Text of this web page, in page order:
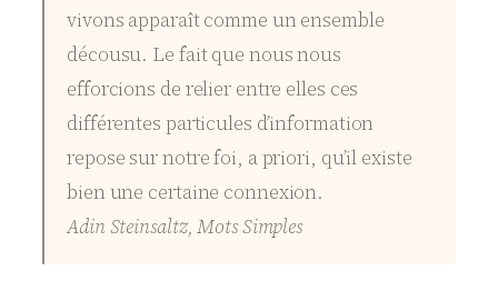
vivons apparaît comme un ensemble
décousu. Le fait que nous nous
efforcions de relier entre elles ces
différentes particules d’information
repose sur notre foi, a priori, qu’il existe
bien une certaine connexion.
Adin Steinsaltz, Mots Simples